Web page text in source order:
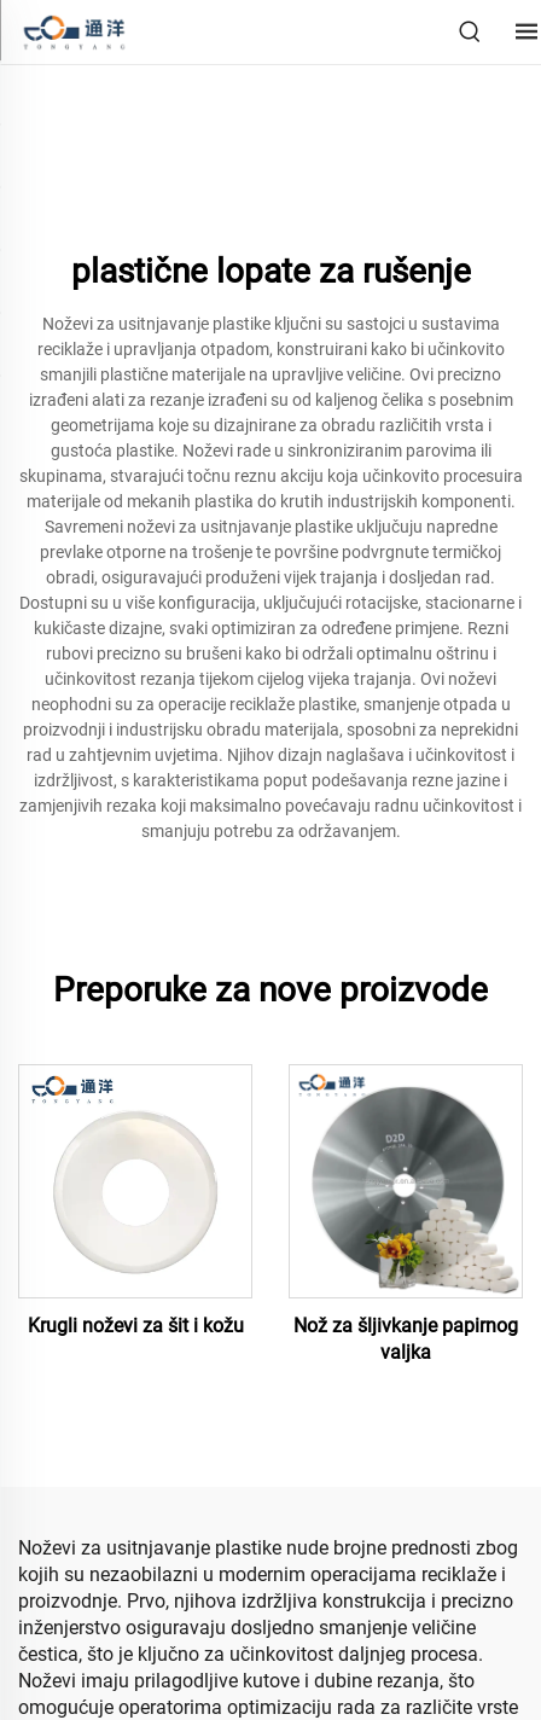
plastične lopate za rušenje
Noževi za usitnjavanje plastike ključni su sastojci u sustavima
reciklaže i upravljanja otpadom, konstruirani kako bi učinkovito
smanjili plastične materijale na upravljive veličine. Ovi precizno
izrađeni alati za rezanje izrađeni su od kaljenog čelika s posebnim
geometrijama koje su dizajnirane za obradu različitih vrsta i
gustoća plastike. Noževi rade u sinkroniziranim parovima ili
skupinama, stvarajući točnu reznu akciju koja učinkovito procesuira
materijale od mekanih plastika do krutih industrijskih komponenti.
Savremeni noževi za usitnjavanje plastike uključuju napredne
prevlake otporne na trošenje te površine podvrgnute termičkoj
obradi, osiguravajući produženi vijek trajanja i dosljedan rad.
Dostupni su u više konfiguracija, uključujući rotacijske, stacionarne i
kukičaste dizajne, svaki optimiziran za određene primjene. Rezni
rubovi precizno su brušeni kako bi održali optimalnu oštrinu i
učinkovitost rezanja tijekom cijelog vijeka trajanja. Ovi noževi
neophodni su za operacije reciklaže plastike, smanjenje otpada u
proizvodnji i industrijsku obradu materijala, sposobni za neprekidni
rad u zahtjevnim uvjetima. Njihov dizajn naglašava i učinkovitost i
izdržljivost, s karakteristikama poput podešavanja rezne jazine i
zamjenjivih rezaka koji maksimalno povećavaju radnu učinkovitost i
smanjuju potrebu za održavanjem.
Preporuke za nove proizvode
Krugli noževi za šit i kožu
Nož za šljivkanje papirnog
valjka
Noževi za usitnjavanje plastike nude brojne prednosti zbog
kojih su nezaobilazni u modernim operacijama reciklaže i
proizvodnje. Prvo, njihova izdržljiva konstrukcija i precizno
inženjerstvo osiguravaju dosljedno smanjenje veličine
čestica, što je ključno za učinkovitost daljnjeg procesa.
Noževi imaju prilagodljive kutove i dubine rezanja, što
omogućuje operatorima optimizaciju rada za različite vrste